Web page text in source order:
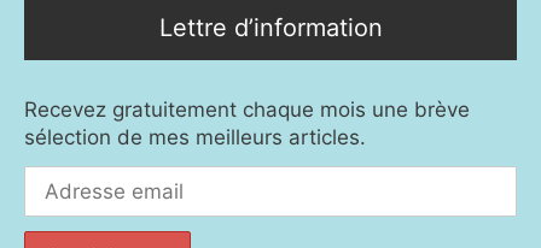
Lettre d’information
Recevez gratuitement chaque mois une brève
sélection de mes meilleurs articles.